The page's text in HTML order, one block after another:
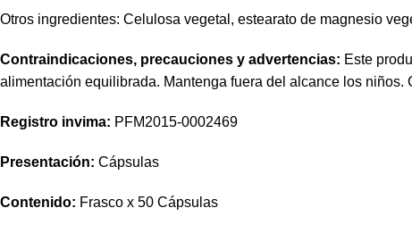
Otros ingredientes: Celulosa vegetal, estearato de magnesio
Contraindicaciones, precauciones y advertencias: Este
alimentación equilibrada. Mantenga fuera del alcance los
Registro invima: PFM2015-0002469
Presentación: Cápsulas
Contenido: Frasco x 50 Cápsulas